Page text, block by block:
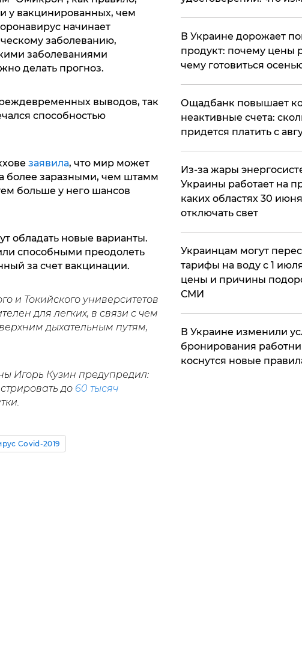
у вакцинированных, чем
начинает
заболеванию,
заболеваниями
делать прогноз.
выводов, так
способностью
заявила, что мир может
более заразными, чем штамм
больше у него шансов
обладать новые варианты.
способными преодолеть
за счет вакцинации.
и Токийского университетов
для легких, в связи с чем
дыхательным путям,
Игорь Кузин предупредил:
до 60 тысяч
Covid-2019
В Украине дорожает
продукт: почему цены
чему готовиться
​Ощадбанк повышает
неактивные счета:
придется платить с
Из-за жары
Украины работает на
каких областях 30
отключать свет
Украинцам могут
тарифы на воду с 1
цены и причины
СМИ
В Украине изменили
бронирования
коснутся новые